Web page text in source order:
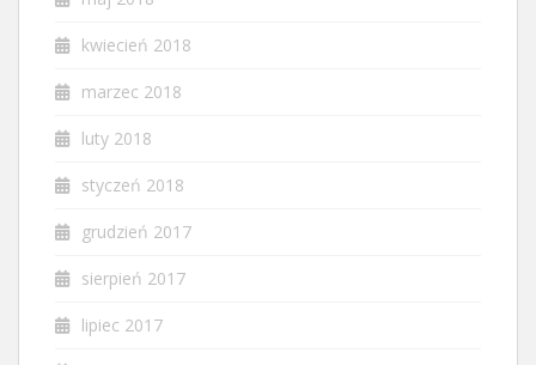
kwiecień 2018
marzec 2018
luty 2018
styczeń 2018
grudzień 2017
sierpień 2017
lipiec 2017